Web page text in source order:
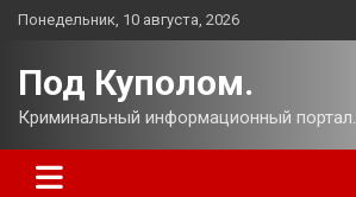
Перейти
Понедельник, 10 августа, 2026
Под Куполом.
Криминальный информационный портал.